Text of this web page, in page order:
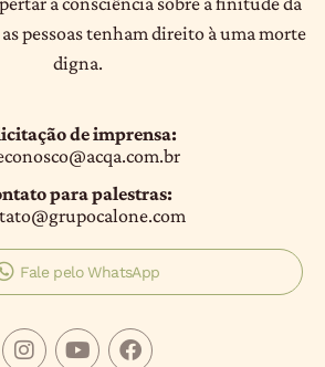
pessoas tenham direito à uma morte
digna.
de imprensa:
para palestras:
Fale pelo WhatsApp